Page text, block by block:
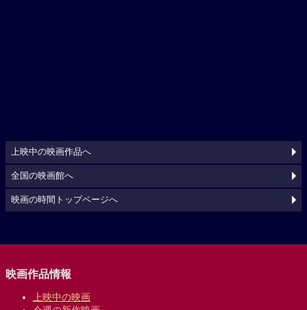
上映中の映画作品へ
全国の映画館へ
映画の時間トップページへ
映画作品情報
上映中の映画